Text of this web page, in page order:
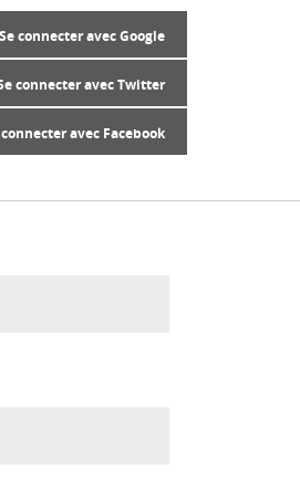
Se connecter avec Google
connecter avec Twitter
connecter avec Facebook